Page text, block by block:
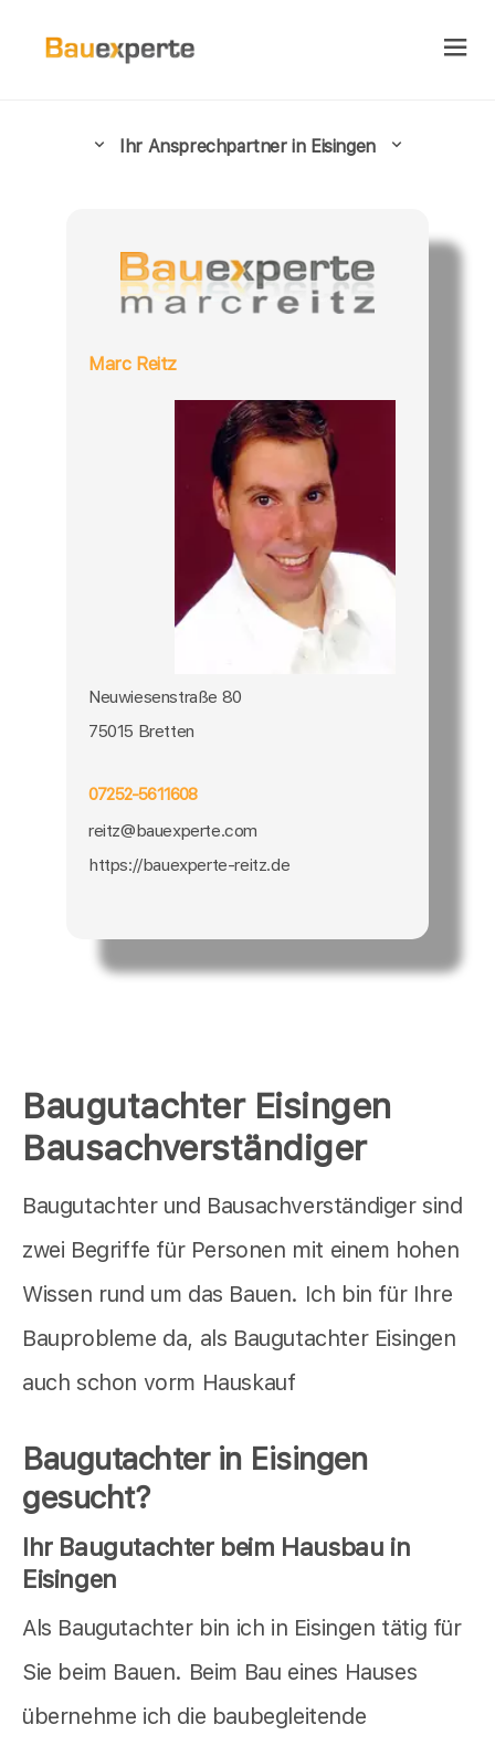
Baugutachter Eisingen
Bausachverständiger
Baugutachter und Bausachverständiger sind
zwei Begriffe für Personen mit einem hohen
Wissen rund um das Bauen. Ich bin für Ihre
Bauprobleme da, als Baugutachter Eisingen
auch schon vorm Hauskauf
Baugutachter in Eisingen
gesucht?
Ihr Baugutachter beim Hausbau in
Eisingen
Als Baugutachter bin ich in Eisingen tätig für
Sie beim Bauen. Beim Bau eines Hauses
übernehme ich die baubegleitende
Ihr Ansprechpartner in Eisingen
Marc Reitz
Neuwiesenstraße 80
75015 Bretten
07252-5611608
reitz@bauexperte.com
https://bauexperte-reitz.de